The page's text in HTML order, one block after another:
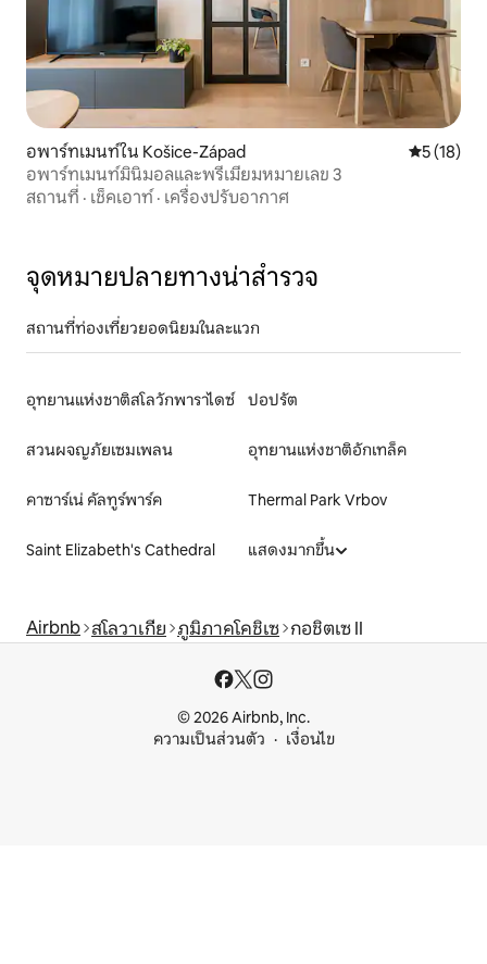
อพาร์ทเมนท์ใน Košice-Západ คะแนนเฉลี่
5 (18)
อพาร์ทเมนท์มินิมอลและพรีเมียมหมายเลข 3
สถานที่ · เช็คเอาท์ · เครื่องปรับอากาศ
จุดหมายปลายทางน่าสำรวจ
สถานที่ท่องเที่ยวยอดนิยมในละแวก
อุทยานแห่งชาติสโลวักพาราไดซ์ ปอปรัต
สวนผจญภัยเซมเพลน อุทยานแห่งชาติอักเทล็ค
คาซาร์เน่ คัลทูร์พาร์ค Thermal Park Vrbov
Saint Elizabeth's Cathedral แสดงมากขึ้น
Airbnb สโลวาเกีย ภูมิภาคโคชิเซ กอชิตเซ II
© 2026 Airbnb, Inc.
ความเป็นส่วนตัว
เงื่อนไข